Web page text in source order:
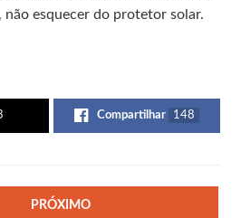
esquecer do protetor solar.
Compartilhar 148
PRÓXIMO